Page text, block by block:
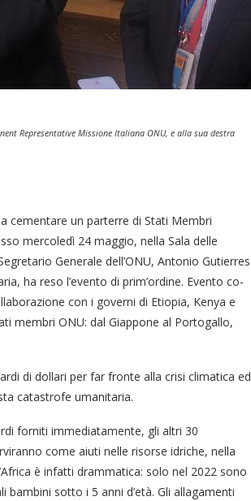
Representative Missione Italiana ONU, e alla sua destra
cementare un parterre di Stati Membri
mercoledì 24 maggio, nella Sala delle
Generale dell’ONU, Antonio Gutierres
ha reso l’evento di prim’ordine. Evento co-
con i governi di Etiopia, Kenya e
membri ONU: dal Giappone al Portogallo,
di dollari per far fronte alla crisi climatica ed
catastrofe umanitaria.
forniti immediatamente, gli altri 30
come aiuti nelle risorse idriche, nella
è infatti drammatica: solo nel 2022 sono
sotto i 5 anni d’età. Gli allagamenti